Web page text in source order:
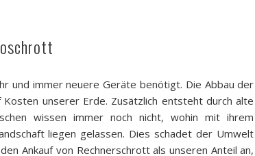
und immer neuere Geräte benötigt. Die Abbau der
unserer Erde. Zusätzlich entsteht durch alte
wissen immer noch nicht, wohin mit ihrem
liegen gelassen. Dies schadet der Umwelt
Ankauf von Rechnerschrott als unseren Anteil an,